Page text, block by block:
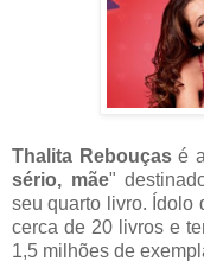
Thalita Rebouçasé
sério, mãe"
seu quarto livro. Ídolo
cerca de 20 livros e
1,5 milhões de